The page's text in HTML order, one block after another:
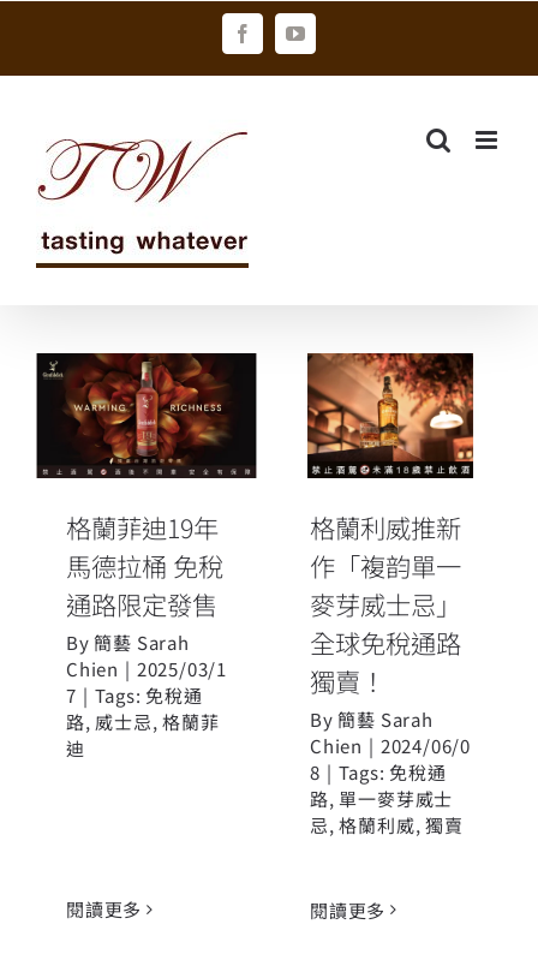
FacebookYouTube
格蘭菲迪19年
馬德拉桶 免稅
通路限定發售
格蘭菲迪19年
馬德拉桶 免稅
通路限定發售
By簡藝 Sarah
Chien | 2025/03/1
7 | Tags: 免稅通
路, 威士忌,格蘭菲
迪
閱讀更多
格蘭利威推新
作「複韵單一
麥芽威士忌」
全球免稅通路
獨賣！
格蘭利威推新
作「複韵單一
麥芽威士忌」
全球免稅通路
獨賣！
By簡藝 Sarah
Chien | 2024/06/0
8 | Tags: 免稅通
路,單一麥芽威士
忌,格蘭利威,獨賣
閱讀更多